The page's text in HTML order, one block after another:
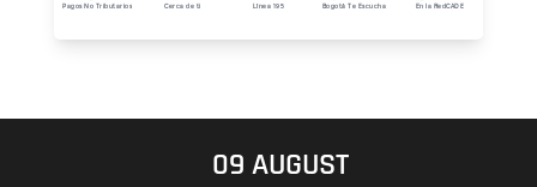
Pagos No Tributarios Cerca de ti Línea 195 Bogotá Te Escucha En la RedCADE
09 AUGUST